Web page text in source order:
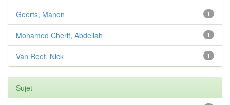
1
Geerts, Manon
1
Mohamed Cherif, Abdellah
1
Van Reet, Nick
Sujet